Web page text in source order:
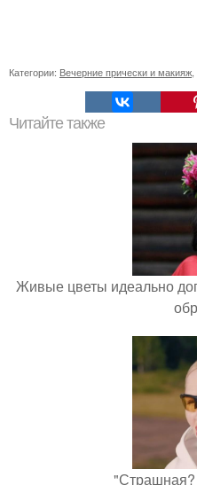
Категории: Вечерние прически и макияж
Читайте также
Живые цветы идеально
"Страшная?